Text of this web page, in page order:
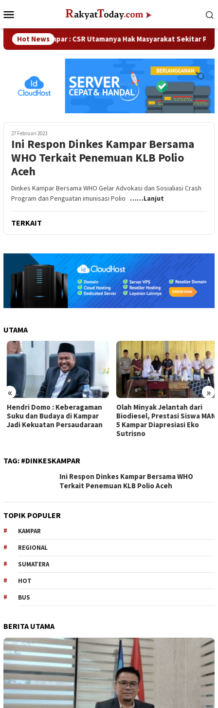
ke
Mobile
Hot News
DPRD Kampar : CSR Utamanya Hak Masyarakat Sekitar
27 Februari 2023
Ini Respon Dinkes Kampar Bersama
WHO Terkait Penemuan KLB Polio
Aceh
Dinkes Kampar Bersama WHO Gelar Advokasi dan Sosialiasi Crash
Program dan Penguatan imunisasi Polio ……Lanjut
TERKAIT
UTAMA
« »
Hendri Domo : Keberagaman
Suku dan Budaya di Kampar
Jadi Kekuatan Persaudaraan
Olah Minyak Jelantah dari
Biodiesel, Prestasi Siswa MAN
5 Kampar Diapresiasi Eko
Sutrisno
TAG: #DINKESKAMPAR
Ini Respon Dinkes Kampar Bersama WHO
Terkait Penemuan KLB Polio Aceh
TOPIK POPULER
KAMPAR
REGIONAL
SUMATERA
HOT
BUS
BERITA UTAMA